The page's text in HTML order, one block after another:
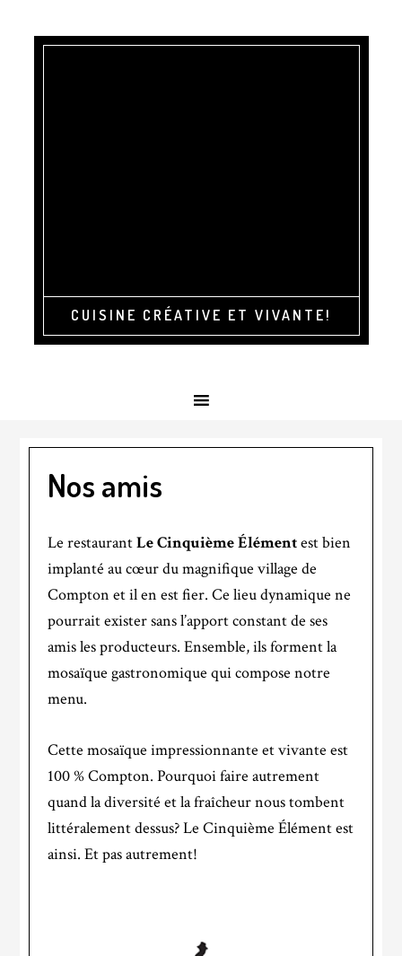
CUISINE CRÉATIVE ET VIVANTE!
Nos amis
Le restaurantLe Cinquième Élémentest bien
implanté au cœur du magnifique village de
Compton et il en est fier. Ce lieu dynamique ne
pourrait exister sans l’apport constant de ses
amis les producteurs. Ensemble, ils forment la
mosaïque gastronomique qui compose notre
menu.
Cette mosaïque impressionnante et vivante est
100 % Compton. Pourquoi faire autrement
quand la diversité et la fraîcheur nous tombent
littéralement dessus? Le Cinquième Élément est
ainsi. Et pas autrement!